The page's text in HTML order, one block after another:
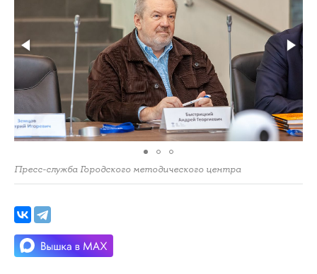
Пресс-служба Городского методического центра